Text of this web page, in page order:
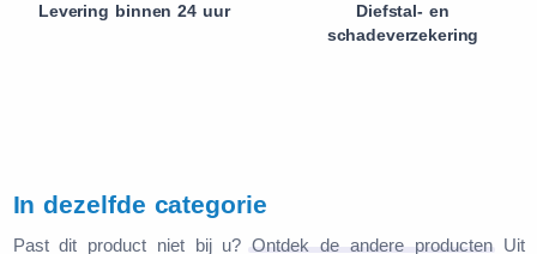
Levering binnen 24 uur
Diefstal- en
schadeverzekering
In dezelfde categorie
Past dit product niet bij u?Ontdek de andere productenUit